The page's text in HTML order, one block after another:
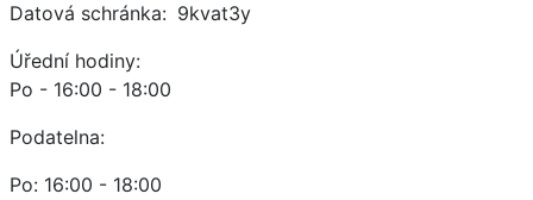
Datová schránka: 9kvat3y
Úřední hodiny:
Po - 16:00 - 18:00
Podatelna:
Po: 16:00 - 18:00